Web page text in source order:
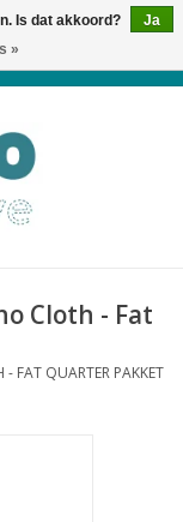
Cloth - Fat
FAT QUARTER PAKKET
Is dat akkoord?
Ja
»